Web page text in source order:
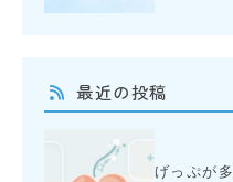
最近の投稿
げっぷが